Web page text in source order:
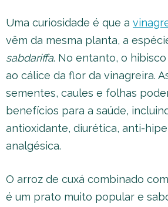
Uma curiosidade é que a
vêm da mesma planta, a
sabdariffa. No entanto, o
ao cálice da flor da vinagreira.
sementes, caules e folhas
benefícios para a saúde,
antioxidante, diurética, anti-
analgésica.
O arroz de cuxá combinado
é um prato muito popular e